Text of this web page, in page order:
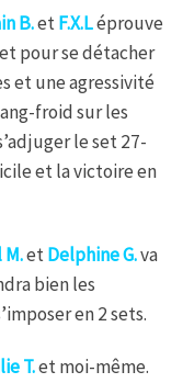
B.etF.X.Léprouve
pour se détacher
et une agressivité
froid sur les
le set 27-
et la victoire en
etDelphine G.va
bien les
en 2 sets.
T.et moi-même.